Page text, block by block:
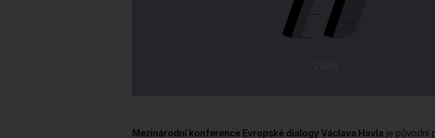
Mezinárodní konference Evropské dialogy Václava Havla je původní